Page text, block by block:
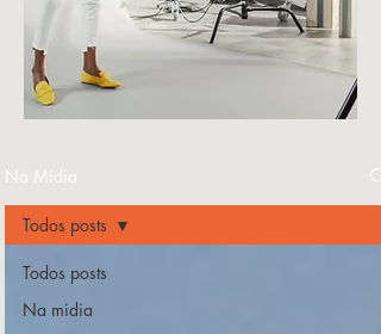
Na Mídia
Todos posts
Na midia
Todos posts